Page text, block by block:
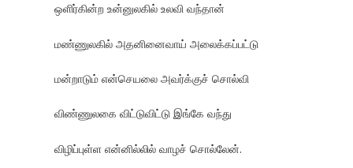
ஒளிர்கின்ற உன்னுலகில் உலவி வந்தான்
மண்ணுலகில் அதனினைவாய் அலைக்கப்பட்டு
மன்றாடும் என்செயலை அவர்க்குச் சொல்வி
விண்ணுலகை விட்டுவிட்டு இங்கே வந்து
விழிப்புள்ள என்னில்லில் வாழச் சொல்லேன்.